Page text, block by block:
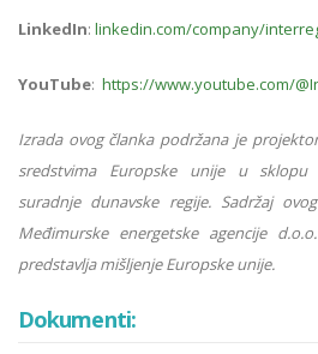
LinkedIn: linkedin.com/company/
YouTube: https://www.youtube.com/
Izrada ovog članka podržana je
sredstvima Europske unije u sklopu
suradnje dunavske regije. Sadržaj
Međimurske energetske agencije
predstavlja mišljenje Europske unije.
Dokumenti: